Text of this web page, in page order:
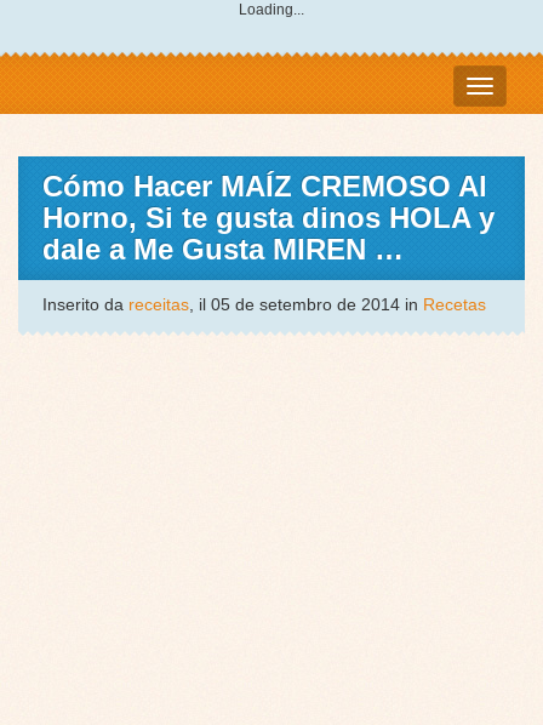
Loading...
Cómo Hacer MAÍZ CREMOSO Al
Horno, Si te gusta dinos HOLA y
dale a Me Gusta MIREN …
Inserito da receitas, il 05 de setembro de 2014 in Recetas